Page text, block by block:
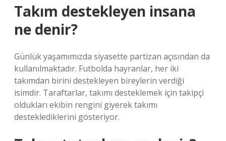
Takım destekleyen insana
ne denir?
Günlük yaşamımızda siyasette partizan açısından da
kullanılmaktadır. Futbolda hayranlar, her iki
takımdan birini destekleyen bireylerin verdiği
isimdir. Taraftarlar, takımı desteklemek için takipçi
oldukları ekibin rengini giyerek takımı
desteklediklerini gösteriyor.